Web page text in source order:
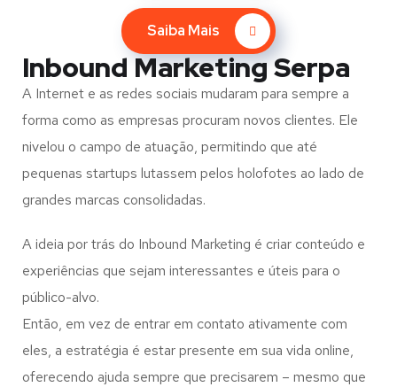
Saiba Mais
Inbound Marketing Serpa
A Internet e as redes sociais mudaram para sempre a
forma como as empresas procuram novos clientes. Ele
nivelou o campo de atuação, permitindo que até
pequenas startups lutassem pelos holofotes ao lado de
grandes marcas consolidadas.
A ideia por trás do Inbound Marketing é criar conteúdo e
experiências que sejam interessantes e úteis para o
público-alvo.
Então, em vez de entrar em contato ativamente com
eles, a estratégia é estar presente em sua vida online,
oferecendo ajuda sempre que precisarem – mesmo que